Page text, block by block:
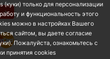
→
только для персонализации
и функциональность этого
можно в настройках Вашего
сайтом, вы даете согласие
Пожалуйста, ознакомьтесь с
принятия сookies